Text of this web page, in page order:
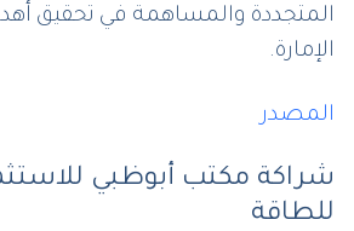
المتجددة والمساهمة في تحقيق
الإمارة.
المصدر
شراكة مكتب أبوظبي
للطاقة